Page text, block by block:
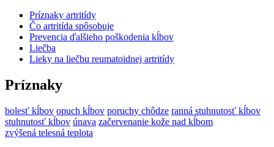
Príznaky artritídy
Čo artritída spôsobuje
Prevencia ďalšieho poškodenia kĺbov
Liečba
Lieky na liečbu reumatoidnej artritídy
Príznaky
bolesť kĺbov opuch kĺbov poruchy chôdze ranná stuhnutosť kĺbov
stuhnutosť kĺbov únava začervenanie kože nad kĺbom
zvýšená telesná teplota